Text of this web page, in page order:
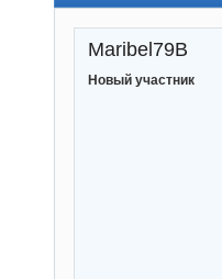
Maribel79B
Новый участник